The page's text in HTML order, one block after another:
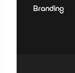
Branding